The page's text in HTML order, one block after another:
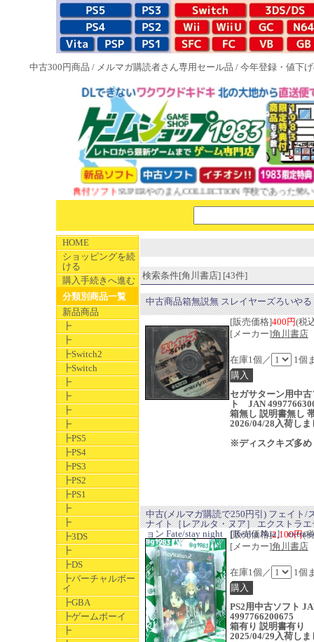
中古300円商品 / メルマガ購読者さん専用セール品 / 今年登録・値下
1983特典付ソフトSUPERやのまんCOLLECTION 学校であった怖い話と
HOME
ショッピングを続
ける
購入手続きへ進む
分類別商品一覧
新品商品
┣
┣
┣Switch2
┣Switch
┣
┣
┣
┣
┣PS5
┣PS4
┣PS3
┣PS2
┣PS1
┣
┣
┣3DS
┣
┣DS
┣バーチャルボー
イ
┣GBA
┣ゲームボーイ
┣
検索条件[角川書店] [43件]
中古商品箱無説無 スレイヤーズろいやる
[販売価格]400円(税
[メーカー]角川書店
在庫1個／ 1個
セガサターン用中古
ト JAN
箱無し 説明書無し
2026/04/28入荷しま
※ディスクキズ多め
中古(メルマガ購読で250円引) フェイト/
ナイト［レアルタ・ヌア］ エクストラ
ョン Fate/stay night ［Realta Nua］ extra
[販売価格]2,100円(
[メーカー]角川書店
在庫1個／ 1個
PS2用中古ソフト
4997766200675
箱有り 説明書有り
2025/04/29入荷しま